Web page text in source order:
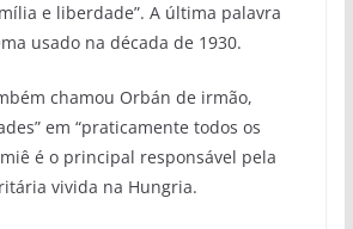
e liberdade”. A última palavra
usado na década de 1930.
chamou Orbán de irmão,
em “praticamente todos os
é o principal responsável pela
vivida na Hungria.